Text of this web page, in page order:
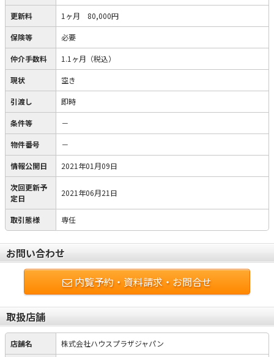
更新料 1ヶ月 80,000円
保険等 必要
仲介手数料 1.1ヶ月（税込）
現状 空き
引渡し 即時
条件等 －
物件番号 －
情報公開日 2021年01月09日
次回更新予
定日
2021年06月21日
取引態様 専任
お問い合わせ
内覧予約・資料請求・お問合せ
取扱店舗
店舗名 株式会社ハウスプラザジャパン